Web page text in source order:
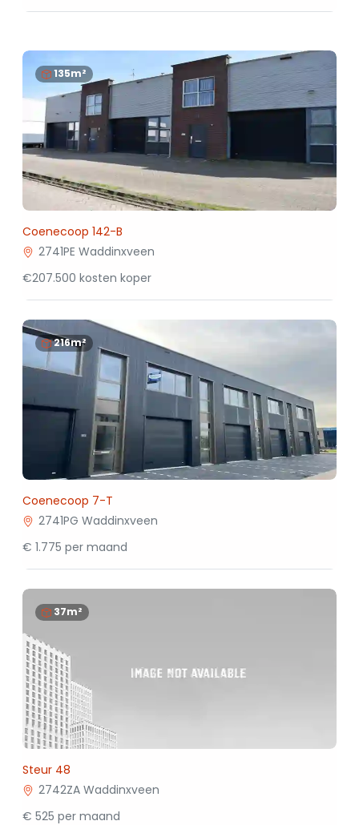
135m²
Coenecoop 142-B
2741PE Waddinxveen
€207.500 kosten koper
216m²
Coenecoop 7-T
2741PG Waddinxveen
€ 1.775 per maand
37m²
Steur 48
2742ZA Waddinxveen
€ 525 per maand